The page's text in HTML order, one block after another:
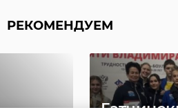
РЕКОМЕНДУЕМ